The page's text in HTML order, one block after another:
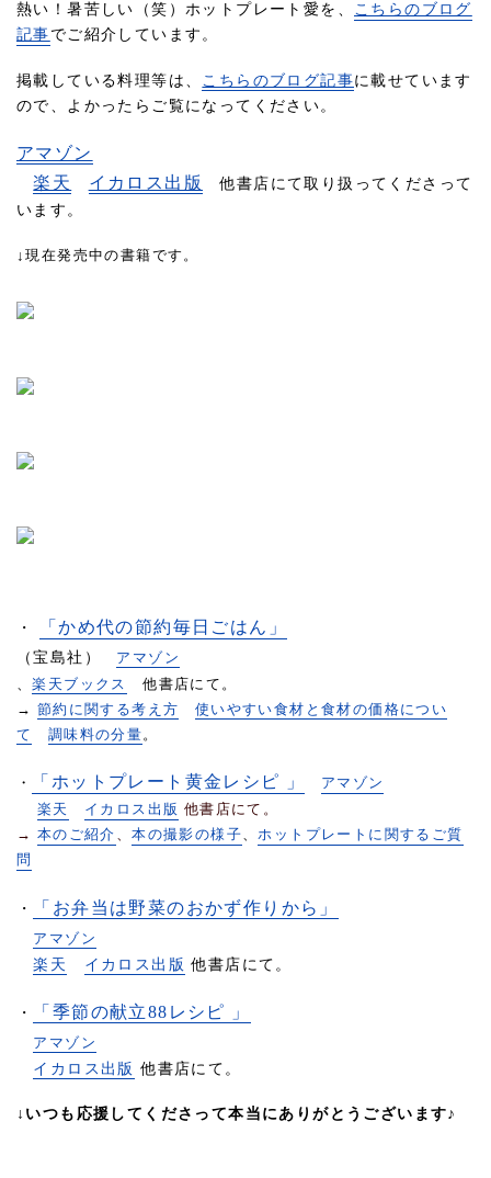
熱い！暑苦しい（笑）ホットプレート愛を、 こちらのブログ
記事 でご紹介しています。
掲載している料理等は、 こちらのブログ記事に載せています
ので、よかったらご覧になってください。
アマゾン
楽天
イカロス出版
他書店にて取り扱ってくださって
います。
↓現在発売中の書籍です。
・ 「かめ代の節約毎日ごはん」
（宝島社）
アマゾン
、楽天ブックス
他書店にて。
→ 節約に関する考え方
使いやすい食材と食材の価格につい
て
調味料の分量。
・ 「ホットプレート黄金レシピ 」
アマゾン
楽天
イカロス出版 他書店にて。
→ 本のご紹介 、本の撮影の様子、ホットプレートに関するご質
問
・ 「お弁当は野菜のおかず作りから」
アマゾン
楽天
イカロス出版 他書店にて。
・ 「季節の献立88レシピ 」
アマゾン
イカロス出版 他書店にて。
↓いつも応援してくださって本当にありがとうございます♪